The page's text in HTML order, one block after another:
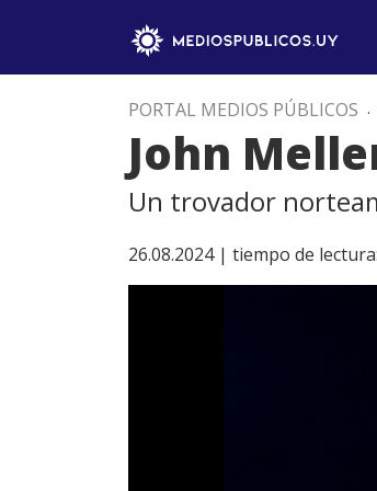
PORTAL MEDIOS PÚBLICOS .
John
Un trovador
26.08.2024 | tiempo de lectura: